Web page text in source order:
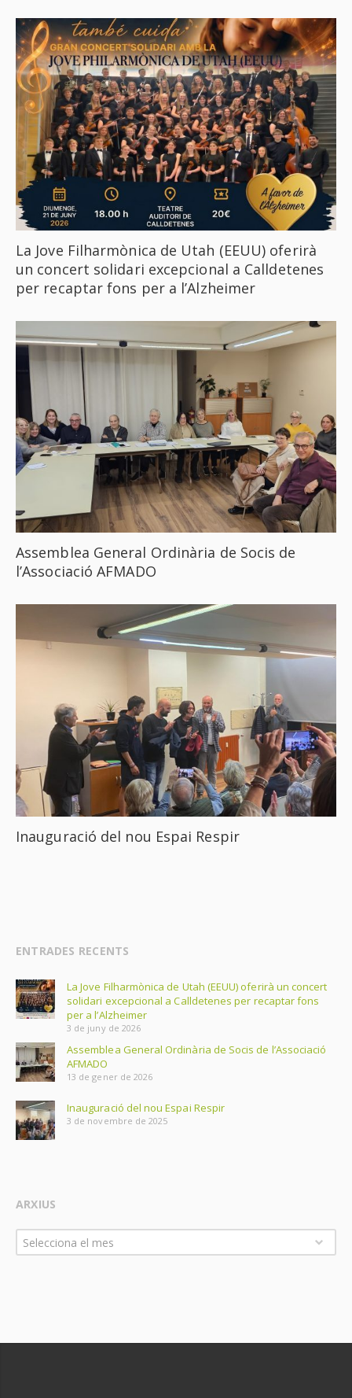
La Jove Filharmònica de Utah (EEUU) oferirà
un concert solidari excepcional a Calldetenes
per recaptar fons per a l’Alzheimer
Assemblea General Ordinària de Socis de
l’Associació AFMADO
Inauguració del nou Espai Respir
ENTRADES RECENTS
La Jove Filharmònica de Utah (EEUU) oferirà un concert
solidari excepcional a Calldetenes per recaptar fons
per a l’Alzheimer
3 de juny de 2026
Assemblea General Ordinària de Socis de l’Associació
AFMADO
13 de gener de 2026
Inauguració del nou Espai Respir
3 de novembre de 2025
ARXIUS
Arxius
Selecciona el mes